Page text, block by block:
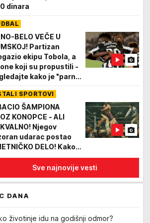
dinara
BELO VEČE U
Partizan
ekipu Tobola, a
koji su propustili -
kako je "parni
trijumfa
SPORTOVI
ŠAMPIONA
KONOPCE - ALI
Njegov
udarac postao
DELO! Kako
bik iz Pampe"
udarcem ušao u
Sve najnovije vesti
DANA
životinje idu na godišnji odmor?